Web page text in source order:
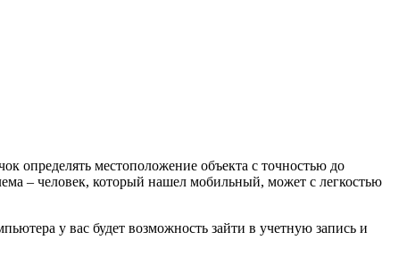
определять местоположение объекта с точностью до
– человек, который нашел мобильный, может с легкостью
у вас будет возможность зайти в учетную запись и